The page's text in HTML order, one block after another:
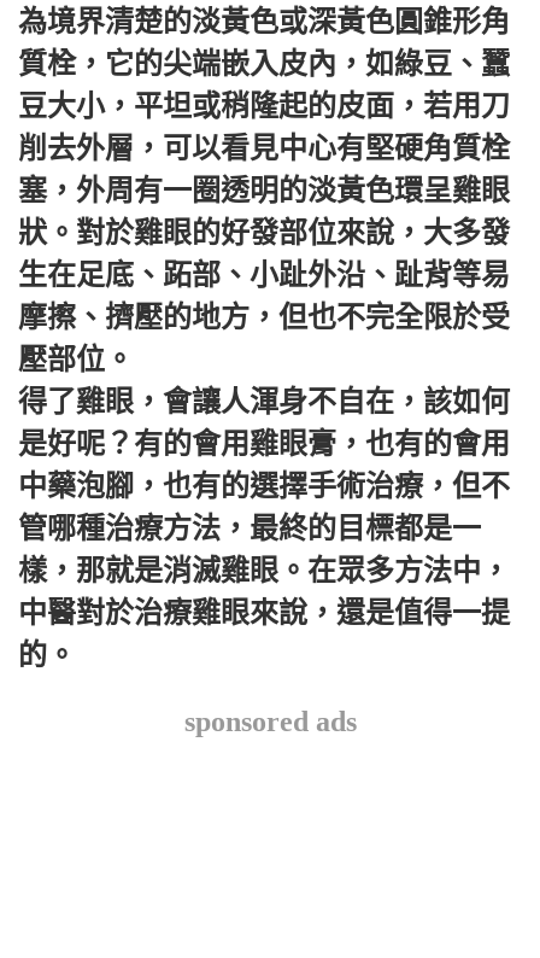
為境界清楚的淡黃色或深黃色圓錐形角
質栓，它的尖端嵌入皮內，如綠豆、蠶
豆大小，平坦或稍隆起的皮面，若用刀
削去外層，可以看見中心有堅硬角質栓
塞，外周有一圈透明的淡黃色環呈雞眼
狀。對於雞眼的好發部位來說，大多發
生在足底、跖部、小趾外沿、趾背等易
摩擦、擠壓的地方，但也不完全限於受
壓部位。
得了雞眼，會讓人渾身不自在，該如何
是好呢？有的會用雞眼膏，也有的會用
中藥泡腳，也有的選擇手術治療，但不
管哪種治療方法，最終的目標都是一
樣，那就是消滅雞眼。在眾多方法中，
中醫對於治療雞眼來說，還是值得一提
的。
sponsored ads